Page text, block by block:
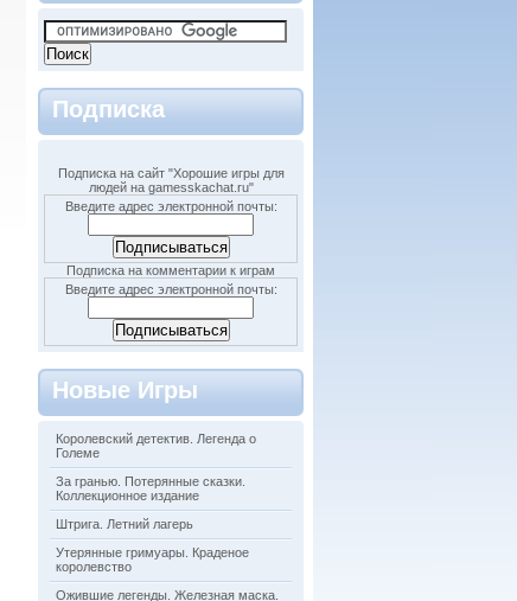
Подписка
Подписка на сайт "Хорошие игры для
людей на gamesskachat.ru"
Введите адрес электронной почты:
Подписка на комментарии к играм
Введите адрес электронной почты:
Новые Игры
Королевский детектив. Легенда о
Големе
За гранью. Потерянные сказки.
Коллекционное издание
Штрига. Летний лагерь
Утерянные гримуары. Краденое
королевство
Ожившие легенды. Железная маска.